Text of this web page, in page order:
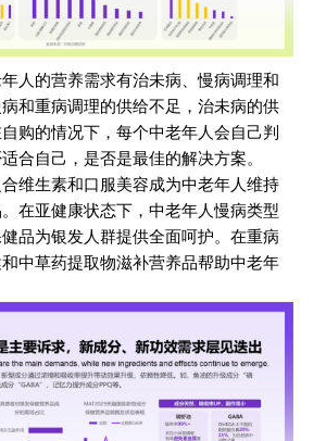
人的营养需求有治未病、慢病调理和
和重病调理的供给不足，治未病的供
购的情况下，每个中老年人会自己判
合自己，是否是最佳的解决方案。
维生素和口服美容成为中老年人维持
在亚健康状态下，中老年人慢病类型
品为银发人群提供全面呵护。在重病
中草药提取物滋补营养品帮助中老年